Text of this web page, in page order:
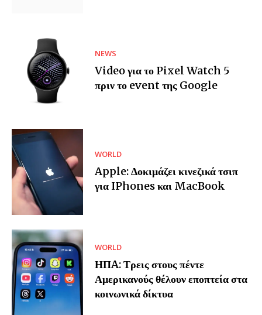
NEWS
Video για το Pixel Watch 5
πριν το event της Google
WORLD
Apple: Δοκιμάζει κινεζικά τσιπ
για IPhones και MacBook
WORLD
ΗΠA: Τρεις στους πέντε
Αμερικανούς θέλουν εποπτεία στα
κοινωνικά δίκτυα